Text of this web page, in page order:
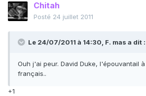
Chitah
Posté 24 juillet 2011
Le 24/07/2011 à 14:30, F. mas a dit :
Ouh j'ai peur. David Duke, l'épouvantail
français..
+1